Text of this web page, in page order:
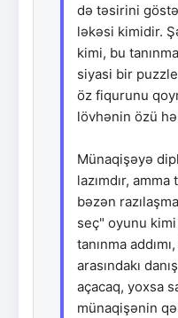
də təsirini
ləkəsi kimidir.
kimi, bu
siyasi bir
öz fiqurunu
lövhənin özü
Münaqişəyə
lazımdır,
bəzən
seç" oyunu
tanınma
arasındakı
açacaq, yoxsa
münaqişənin